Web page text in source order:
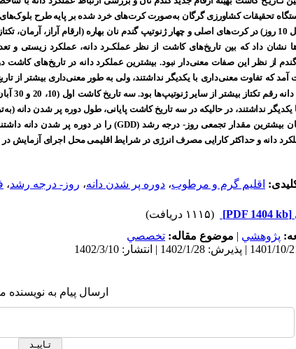
و لاین
نشان داد که بین تاریخ‌های کاشت‌ از نظر عملکـرد دانه، عملکرد زیستی و
تکتاز بیشتر از سایر ژنوتیپ‌ها بود. سه تاریخ کاشت اول (10، 20 و 30 آبان) از نظر طول دوره پر شدن دانه
GDD
دانه و حداکثر کارایی مصرف انرژی در شرایط اقلیمی محل اجرای آزمایش در تاریخ‌های کاشت 20 آبان تا 30
اقلیم گرم و مرطوب، دوره پر شدن دانه، روز- درجه رشد،
[PDF 1404 kb]
(۱۱۱۵ دریافت)
پژوهشي | موضوع مقاله: تخصصي
ارسال پیام به